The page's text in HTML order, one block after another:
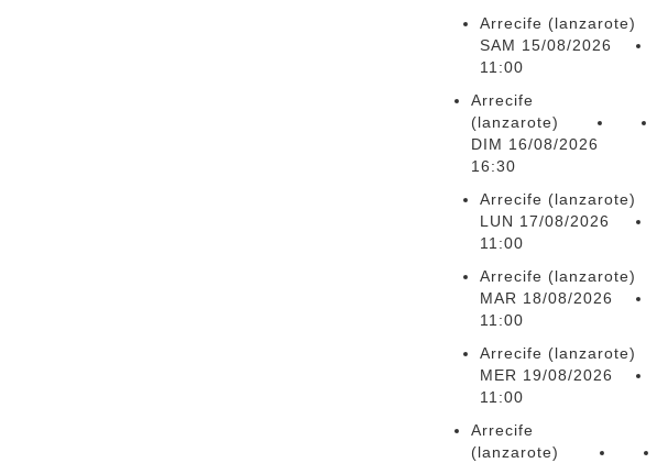
Arrecife (lanzarote)
SAM 15/08/2026
11:00
Arrecife
(lanzarote)
DIM 16/08/2026
16:30
Arrecife (lanzarote)
LUN 17/08/2026
11:00
Arrecife (lanzarote)
MAR 18/08/2026
11:00
Arrecife (lanzarote)
MER 19/08/2026
11:00
Arrecife
(lanzarote)